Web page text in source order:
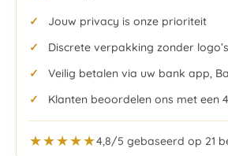
Jouw privacy is onze prioriteit
Discrete verpakking zonder logo’s
Veilig betalen via uw bank app,
Klanten beoordelen ons met een
★★★★★4,8/5 gebaseerd op 21